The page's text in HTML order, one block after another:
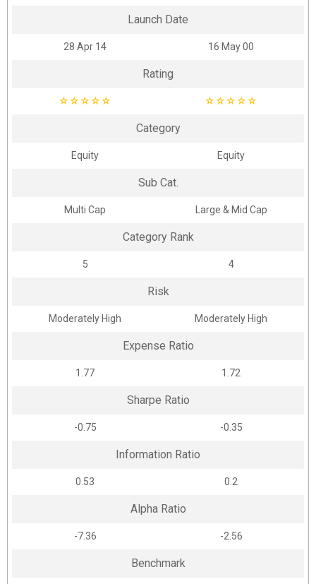
Launch Date
28 Apr 14 16 May 00
Rating
☆☆☆☆☆ ☆☆☆☆☆
Category
Equity Equity
Sub Cat.
Multi Cap Large & Mid Cap
Category Rank
5 4
Risk
Moderately High Moderately High
Expense Ratio
1.77 1.72
Sharpe Ratio
-0.75 -0.35
Information Ratio
0.53 0.2
Alpha Ratio
-7.36 -2.56
Benchmark